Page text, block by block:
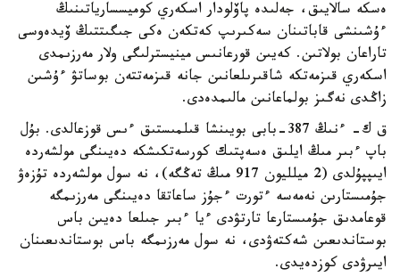
ەسكە سالايىق، جەلىدە پاۆلودار اسكەري كوميسسارياتىنىڭ
ءۇشىنشى قاباتىنان سەكىرىپ كەتكەن ەكى جىگىتتىڭ ۆيدەوسى
تاراعان بولاتىن. كەيىن قورعانىس مينيسترلىگى ولار مەرزىمدى
اسكەري قىزمەتكە شاقىرىلعانىن جانە قىزمەتتەن بوساتۋ ءۇشىن
زاڭدى نەگىز بولماعانىن مالىمدەدى.
ق ك- ءنىڭ 387-بابى بويىنشا قىلمىستىق ءىس قوزعالدى. بۇل
باپ ءبىر مىڭ ايلىق ەسەپتىك كورسەتكىشكە دەيىنگى مولشەردە
ايىپپۇلدى (2 ميلليون 917 مىڭ تەڭگە)، نە سول مولشەردە تۇزەۋ
جۇمىستارىن نەمەسە ءتورت ءجۇز ساعاتقا دەيىنگى مەرزىمگە
قوعامدىق جۇمىستارعا تارتۋدى ءيا ءبىر جىلعا دەيىن باس
بوستاندىعىن شەكتەۋدى، نە سول مەرزىمگە باس بوستاندىعىنان
ايىرۋدى كوزدەيدى.